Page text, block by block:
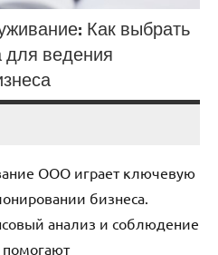
Как выбрать
для ведения
ООО играет ключевую
бизнеса.
анализ и соблюдение
помогают